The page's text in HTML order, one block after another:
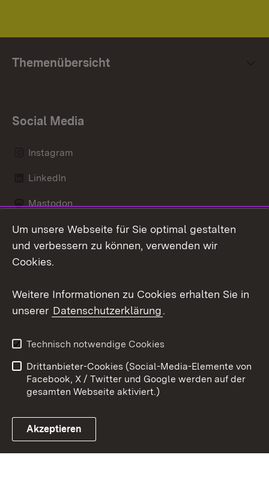
Themenübersicht
Social Media
Instagram
LinkedIn
Mastodon
Messenger
Link zum Landesportal
Kontakt
Impressum
Cookies
Um unsere Webseite für Sie optimal gestalten
und verbessern zu können, verwenden wir
Cookies.
Weitere Informationen zu Cookies erhalten Sie in
unserer Datenschutzerklärung.
Technisch notwendige Cookies
Drittanbieter-Cookies (Social-Media-Elemente von
Facebook, X / Twitter und Google werden auf der
gesamten Webseite aktiviert.)
Akzeptieren